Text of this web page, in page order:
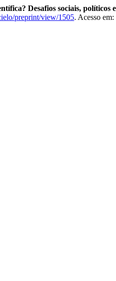
Desafios sociais,
preprint/view/1505. Acesso